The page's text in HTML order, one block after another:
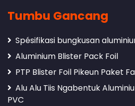
Tumbu Gancang
Spésifikasi bungkusan
Aluminium Blister Pack Foil
PTP Blister Foil Pikeun Paket
Alu Alu Tiis Ngabentuk
PVC